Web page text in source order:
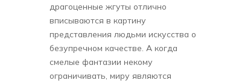
драгоценные жгуты отлично
вписываются в картину
представления людьми искусства о
безупречном качестве. А когда
смелые фантазии некому
ограничивать, миру являются